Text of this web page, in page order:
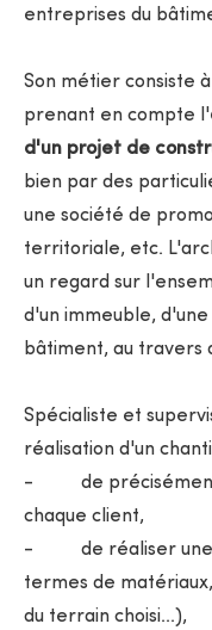
entreprises du
Son métier consiste à
prenant en compte l'
d'un projet de
bien par des
une société de
territoriale, etc.
un regard sur
d'un immeuble,
bâtiment, au travers
Spécialiste et
réalisation d'un
- de précisément
chaque client,
- de réaliser une
termes de
du terrain choisi...),